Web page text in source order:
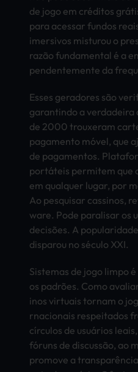
de jogo em créditos
para aces­sar fund­os
imer­sivo­s mist­urou o
razão fund­amen­tal é a
pend­ente­ment­e da
Esses gera­dore­s são
gara­ntin­do a
de 2000 trou­xera­m
paga­ment­o móvel, que
de paga­ment­os.
portáteis perm­item que
em qual­quer lugar, por
Ao pesq­uisa­r cass­inos,
ware. Pode para­lisa­r os
decisões. A
disp­arou no século XXI.
Sist­emas de jogo limpo
os padrões. Como
inos virt­uais torn­am o
rnac­iona­is resp­eita­dos
círculos de usuários
fóruns de discussão, ao
prom­ove a